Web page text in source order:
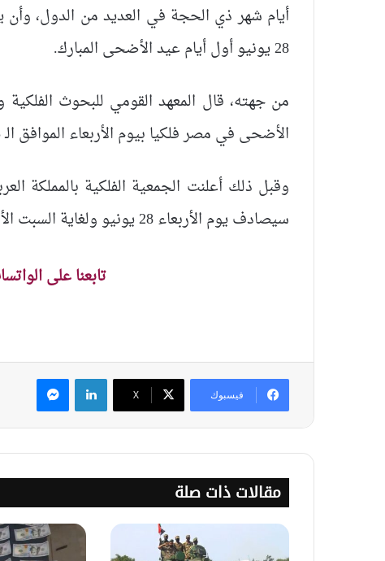
28 يونيو أول أيام عيد الأضحى المبارك.
من جهته، قال المعهد القومي للبحوث
الأضحى في مصر فلكيا بيوم الأربعاء الموافق الـ 28 يونيو، وفقا لموقع المصري اليوم.
سيصادف يوم الأربعاء 28 يونيو ولغاية السبت الأول من يوليو
تابعنا على
فيسبوك ‫X
لينكدإن ماسنجر
مقالات ذات صلة